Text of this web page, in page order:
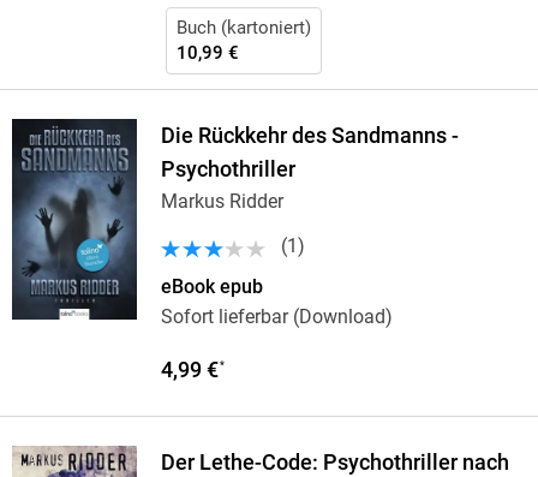
Buch (kartoniert)
10,99 €
Die Rückkehr des Sandmanns -
Psychothriller
Markus Ridder
(1 )
eBook epub
Sofort lieferbar (Download)
4,99 €*
Der Lethe-Code: Psychothriller nach